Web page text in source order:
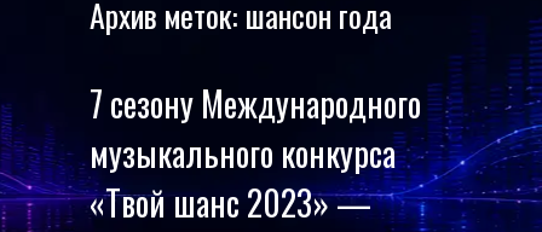
Архив меток: шансон года
7 сезону Международного
музыкального конкурса
«Твой шанс 2023» —